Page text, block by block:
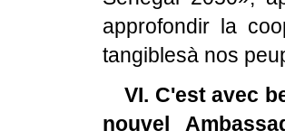
approfondir la
tangiblesà nos
VI. C'est avec
nouvel